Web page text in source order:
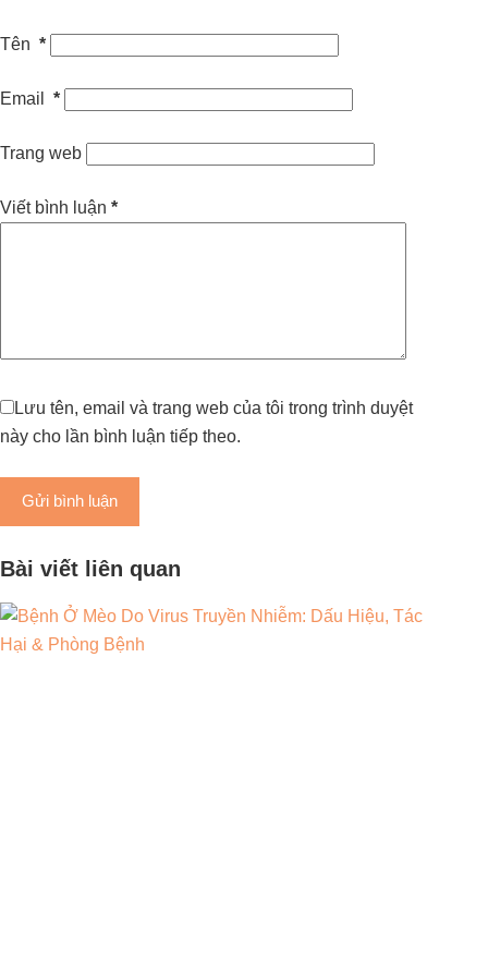
Tên *
Email *
Trang web
Viết bình luận *
Lưu tên, email và trang web của tôi trong trình duyệt
này cho lần bình luận tiếp theo.
Gửi bình luận
Bài viết liên quan